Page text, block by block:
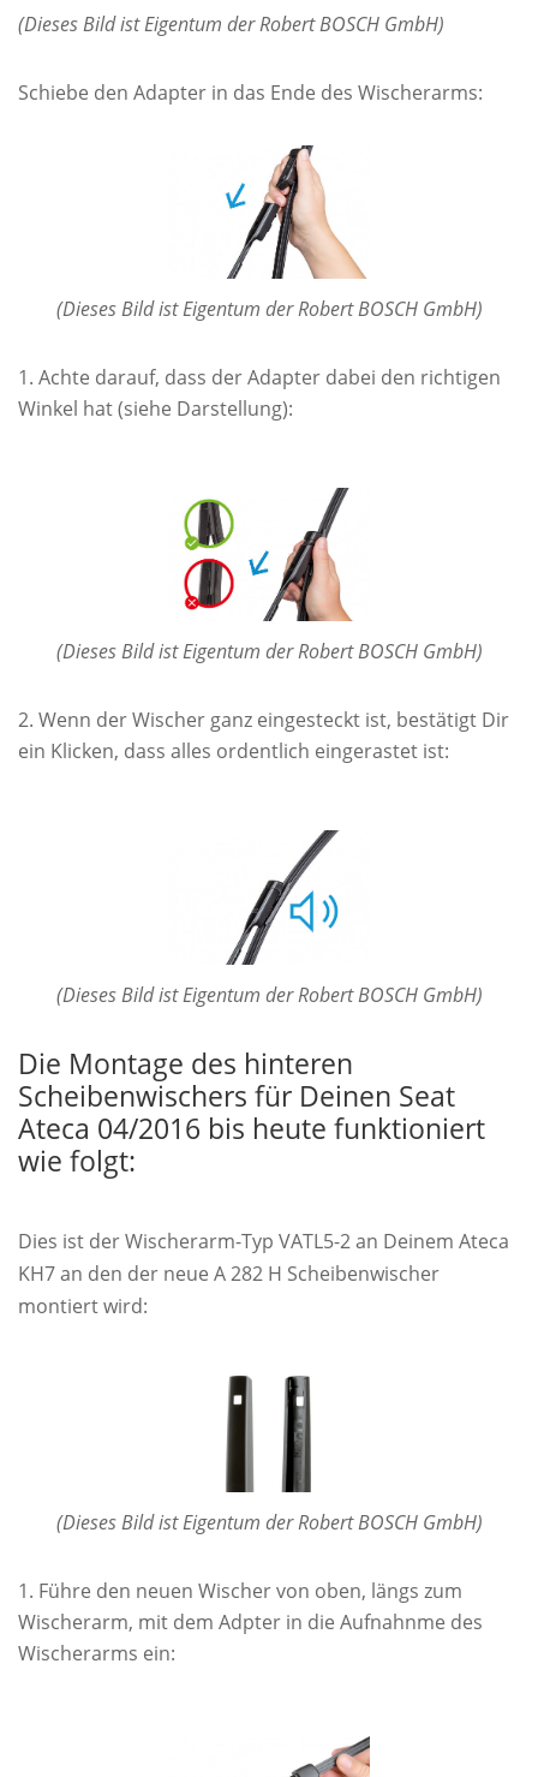
(Dieses Bild ist Eigentum der Robert BOSCH GmbH)
Schiebe den Adapter in das Ende des Wischerarms:
(Dieses Bild ist Eigentum der Robert BOSCH GmbH)
Achte darauf, dass der Adapter dabei den richtigen
Winkel hat (siehe Darstellung):
(Dieses Bild ist Eigentum der Robert BOSCH GmbH)
Wenn der Wischer ganz eingesteckt ist, bestätigt Dir
ein Klicken, dass alles ordentlich eingerastet ist:
(Dieses Bild ist Eigentum der Robert BOSCH GmbH)
Die Montage des hinteren
Scheibenwischers für Deinen Seat
Ateca 04/2016 bis heute funktioniert
wie folgt:
Dies ist der Wischerarm-Typ VATL5-2 an Deinem Ateca
KH7 an den der neue A 282 H Scheibenwischer
montiert wird:
(Dieses Bild ist Eigentum der Robert BOSCH GmbH)
Führe den neuen Wischer von oben, längs zum
Wischerarm, mit dem Adpter in die Aufnahnme des
Wischerarms ein: